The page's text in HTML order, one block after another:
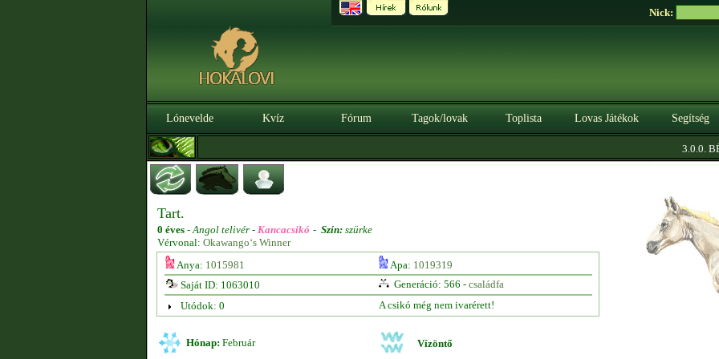
Nick:
Lónevelde Kvíz Fórum Tagok/lovak Toplista Lovas Játékok Segítség
3.0.0.
Tart.
0 éves -Angol telivér - Kancacsikó - Szín: szürke
Vérvonal: Okawango‘s Winner
Anya: 1015981 Apa: 1019319
Saját ID: 1063010
Generáció: 566 - családfa
Utódok: 0
A csikó még nem ivarérett!
Hónap: Február Vízöntő